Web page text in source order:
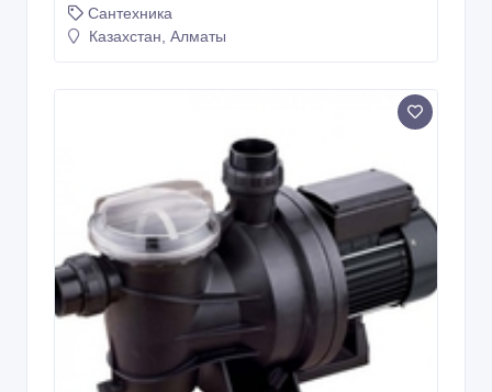
Сантехника
Казахстан, Алматы